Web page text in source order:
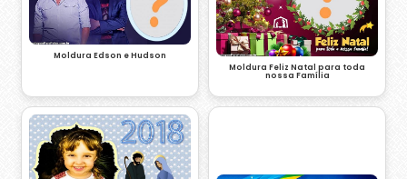
Moldura Edson e Hudson
Moldura Feliz Natal para toda
nossa Família